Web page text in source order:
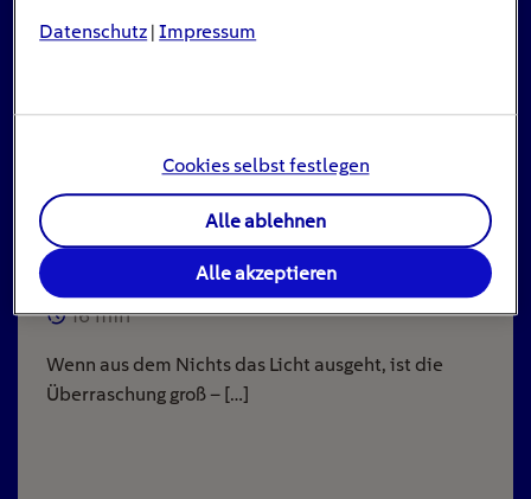
Stromausfall: Das ist zu tun, wenn das Licht
ausgeht
16min
Wenn aus dem Nichts das Licht ausgeht, ist die
Überraschung groß – […]
Datenschutz |Impressum
Cookies selbst festlegen
Alle ablehnen
Alle akzeptieren